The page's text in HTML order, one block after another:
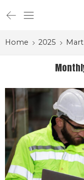
Home 2025 Mart